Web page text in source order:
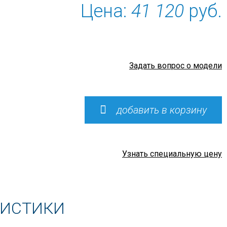
Цена: 41 120руб.
Задать вопрос о модели
добавить в корзину
Узнать специальную цену